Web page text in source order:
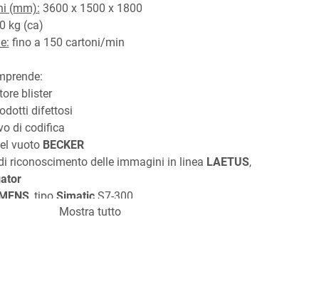
(mm): 3600 x 1500 x 1800
kg (ca)
fino a 150 cartoni/min
blister
difettosi
di codifica
vuoto BECKER
riconoscimento delle immagini in linea LAETUS,
, tipo Simatic S7-300
Mostra tutto